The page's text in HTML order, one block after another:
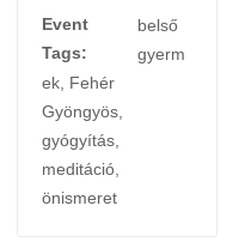
Event
Tags:
belső
gyerm
ek Fehér
Gyöngyös
gyógyítás
meditáció
önismeret